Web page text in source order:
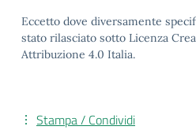
Eccetto dove diversamente
stato rilasciato sotto Licenza
Attribuzione 4.0 Italia.
Stampa / Condividi